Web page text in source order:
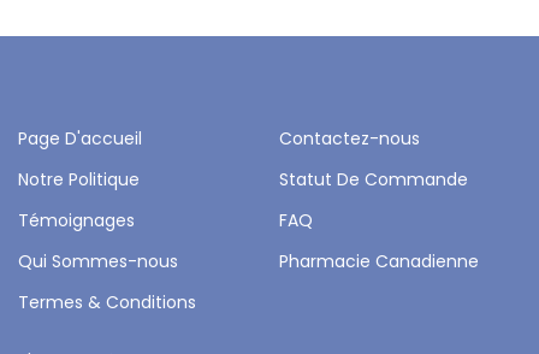
Page D'accueil
Contactez-nous
Notre Politique
Statut De Commande
Témoignages
FAQ
Qui Sommes-nous
Pharmacie Canadienne
Termes & Conditions